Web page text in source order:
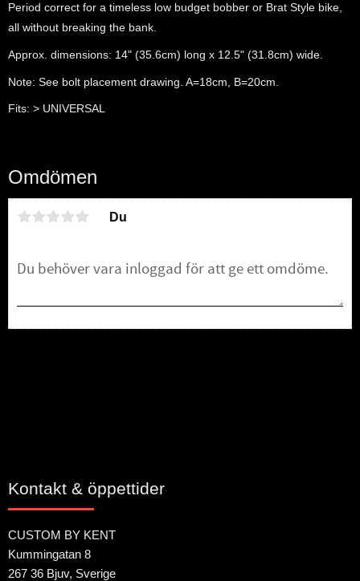
Period correct for a timeless low budget bobber or Brat Style bike,
all without breaking the bank.
Approx. dimensions: 14" (35.6cm) long x 12.5" (31.8cm) wide.
Note: See bolt placement drawing. A=18cm, B=20cm.
Fits: > UNIVERSAL
Omdömen
Du
Kontakt & öppettider
CUSTOM BY KENT
Kummingatan 8
267 36 Bjuv, Sverige